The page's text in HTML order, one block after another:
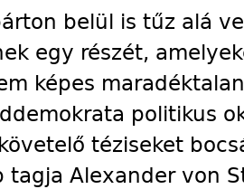
belül is tűz alá
egy részét,
képes
politikus
téziseket
tagja Alexander von